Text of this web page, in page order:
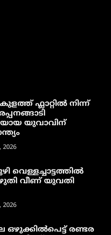
ഫ്ലാറ്റിൽ നിന്ന്
യുവാവിന്
2026
വെള്ളച്ചാട്ടത്തില്‍
വീണ് യുവതി
2026
ഒഴുക്കിൽപെട്ട് രണ്ടര